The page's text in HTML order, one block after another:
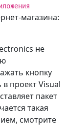
магазина:
не
кнопку
проект Visual
пакет
такая
смотрите